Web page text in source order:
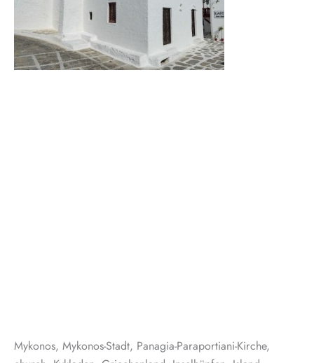
Mykonos, Mykonos-Stadt, Panagia-Paraportiani-Kirche,